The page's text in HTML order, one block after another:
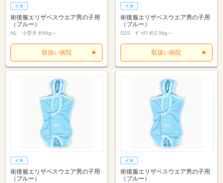
術後服エリザベスウエア男の子用
（ブルー）
NL 小型犬 約6kg～
取扱い病院
術後服エリザベスウエア男の子用
（ブルー）
D2S ﾀﾞｯｸｽ 約2.5kg～
取扱い病院
術後服エリザベスウエア男の子用
（ブルー）
術後服エリザベスウエア男の子用
（ブルー）